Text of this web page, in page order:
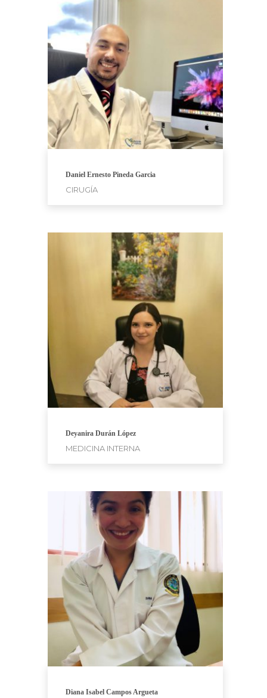
Daniel Ernesto Pineda Garcia
CIRUGÍA
Deyanira Durán López
MEDICINA INTERNA
Diana Isabel Campos Argueta